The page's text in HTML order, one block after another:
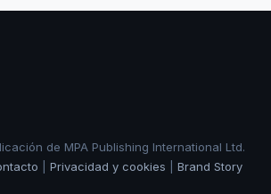
de MPA Publishing International Ltd.
Privacidad y cookies
Brand Story